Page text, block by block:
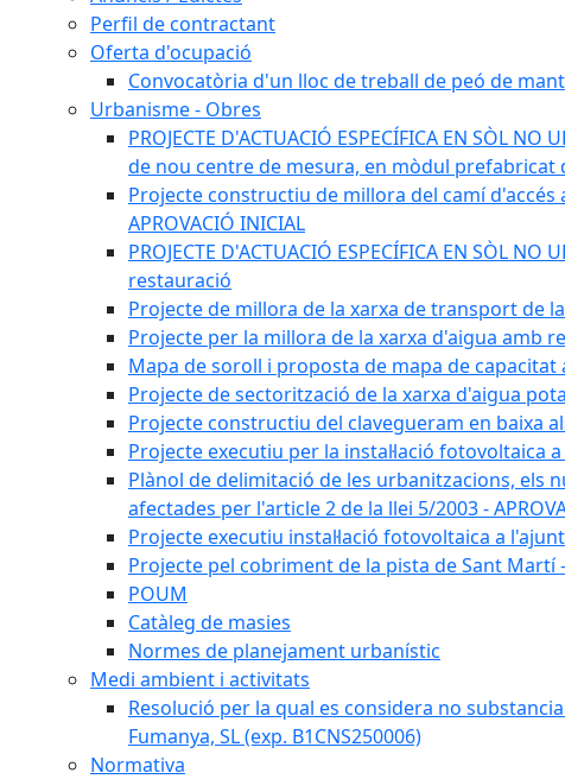
Perfil de contractant
Oferta d'ocupació
Convocatòria d'un lloc de treball de peó de
Urbanisme - Obres
PROJECTE D'ACTUACIÓ ESPECÍFICA EN SÒL
de nou centre de mesura, en mòdul prefabricat
Projecte constructiu de millora del camí
APROVACIÓ INICIAL
PROJECTE D'ACTUACIÓ ESPECÍFICA EN SÒL
restauració
Projecte de millora de la xarxa de transport de la
Projecte per la millora de la xarxa d'aigua amb
Mapa de soroll i proposta de mapa de capacitat
Projecte de sectorització de la xarxa d'aigua
Projecte constructiu del clavegueram en baixa
Projecte executiu per la instal·lació fotovoltaica
Plànol de delimitació de les urbanitzacions, els
afectades per l'article 2 de la llei 5/2003 -
Projecte executiu instal·lació fotovoltaica a
Projecte pel cobriment de la pista de Sant Martí -
POUM
Catàleg de masies
Normes de planejament urbanístic
Medi ambient i activitats
Resolució per la qual es considera no
Fumanya, SL (exp. B1CNS250006)
Normativa